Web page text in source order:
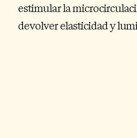
estimular la
devolver elasticidad y